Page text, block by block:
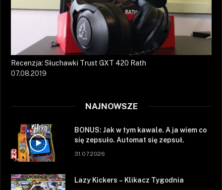
Recenzja: Słuchawki Trust GXT 420 Rath
07.08.2019
NAJNOWSZE
BONUS: Jak w tym kawale. A ja wiem co
się zepsuło. Automat się zepsuł.
31.07.2026
Lazy Kickers – Klikacz Tygodnia